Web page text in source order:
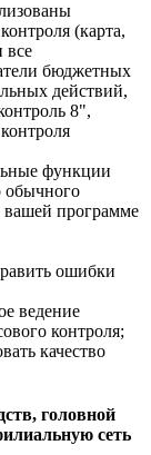
(карта,
все
бюджетных
действий,
8",
функции
обычного
вашей программе
ошибки
ведение
контроля;
качество
головной
сеть